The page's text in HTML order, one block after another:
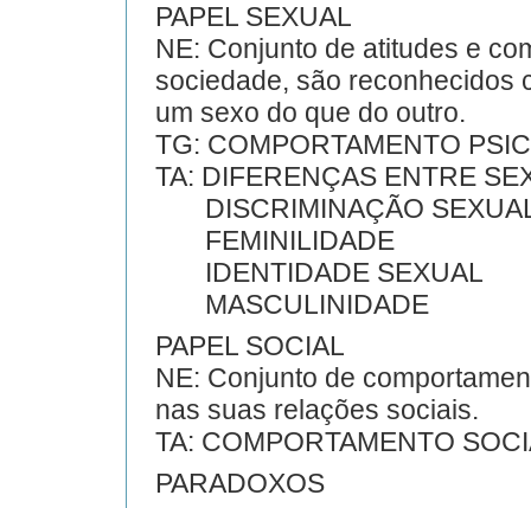
PAPEL SEXUAL
NE: Conjunto de atitudes e
sociedade, são reconhecidos
um sexo do que do outro.
TG: COMPORTAMENTO
TA: DIFERENÇAS ENTRE
DISCRIMINAÇÃO
FEMINILIDADE
IDENTIDADE SEXUAL
MASCULINIDADE
PAPEL SOCIAL
NE: Conjunto de
nas suas relações sociais.
TA: COMPORTAMENTO
PARADOXOS